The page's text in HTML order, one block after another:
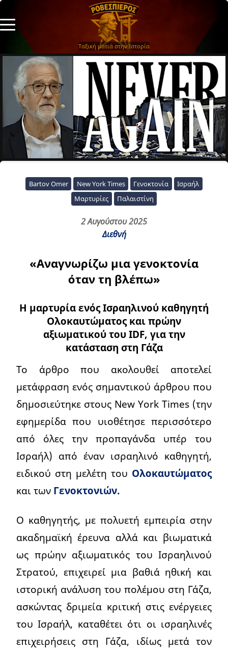
Ταξική ματιά στην Ιστορία
Bartov Omer New York Times Γενοκτονία
Ισραήλ
Μαρτυρίες
Παλαιστίνη
2 Αυγούστου 2025
Διεθνή
«Αναγνωρίζω μια γενοκτονία
όταν τη βλέπω»
Η μαρτυρία ενός Ισραηλινού καθηγητή
Ολοκαυτώματος και πρώην
αξιωματικού του IDF, για την
κατάσταση στη Γάζα
Το άρθρο που ακολουθεί αποτελεί
μετάφραση ενός σημαντικού άρθρου που
δημοσιεύτηκε στους New York Times (την
εφημερίδα που υιοθέτησε περισσότερο
από όλες την προπαγάνδα υπέρ του
Ισραήλ) από έναν ισραηλινό καθηγητή,
ειδικού στη μελέτη του Ολοκαυτώματος
και των Γενοκτονιών.
Ο καθηγητής, με πολυετή εμπειρία στην
ακαδημαϊκή έρευνα αλλά και βιωματικά
ως πρώην αξιωματικός του Ισραηλινού
Στρατού, επιχειρεί μια βαθιά ηθική και
ιστορική ανάλυση του πολέμου στη Γάζα,
ασκώντας δριμεία κριτική στις ενέργειες
του Ισραήλ, καταθέτει ότι οι ισραηλινές
επιχειρήσεις στη Γάζα, ιδίως μετά τον